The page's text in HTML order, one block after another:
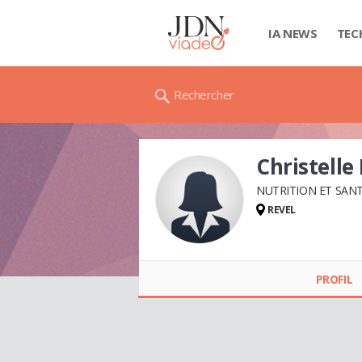
IA NEWS
Rechercher
Christelle
NUTRITION ET
REVEL
PROFIL